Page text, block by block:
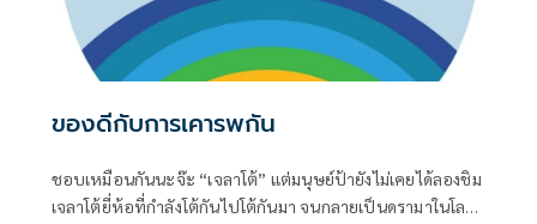
ของดีกับการเคารพกัน
ชอบเหมือนกันนะจ๊ะ “เจลาโต้” แต่มนุษย์ป้ายังไม่เคยได้ลองชิม
เจลาโต้ยี่ห้อที่กำลังโต้กันไปโต้กันมา จนกลายเป็นดรามาในโลก